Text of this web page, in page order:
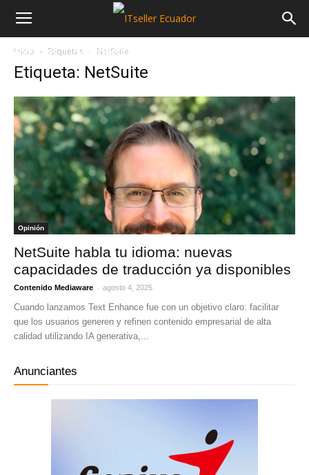
NOTICIAS MAYORISTAS
Inicio Etiquetas NetSuite
Etiqueta: NetSuite
Opinión
NetSuite habla tu idioma: nuevas
capacidades de traducción ya disponibles
Contenido Mediaware - agosto 4, 2025
Cuando lanzamos Text Enhance fue con un objetivo claro: facilitar
que los usuarios generen y refinen contenido empresarial de alta
calidad utilizando IA generativa,...
Anunciantes